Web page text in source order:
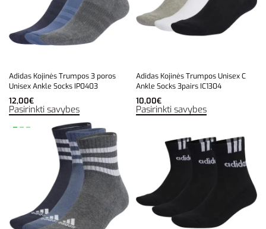
Adidas Kojinės Trumpos 3 poros
Unisex Ankle Socks IP0403
12,00€
Pasirinkti savybes
Adidas Kojinės Trumpos Unisex C
Ankle Socks 3pairs IC1304
10,00€
Pasirinkti savybes